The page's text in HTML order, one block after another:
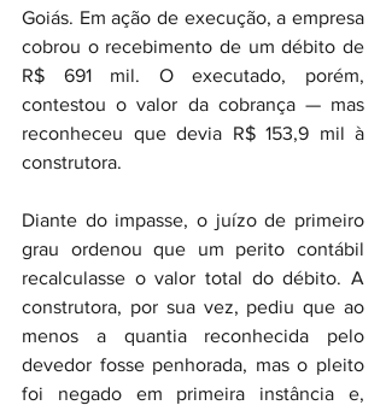
Goiás. Em ação de execução, a empresa
cobrou o recebimento de um débito de
R$ 691 mil. O executado, porém,
contestou o valor da cobrança — mas
reconheceu que devia R$ 153,9 mil à
construtora.
Diante do impasse, o juízo de primeiro
grau ordenou que um perito contábil
recalculasse o valor total do débito. A
construtora, por sua vez, pediu que ao
menos a quantia reconhecida pelo
devedor fosse penhorada, mas o pleito
foi negado em primeira instância e,